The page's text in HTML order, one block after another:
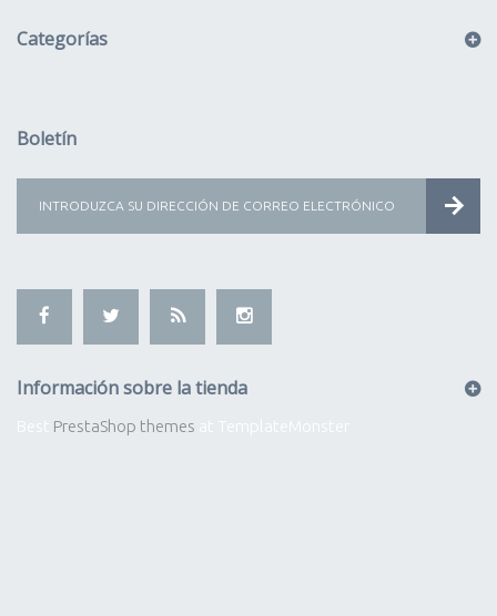
Categorías
Boletín
Información sobre la tienda
PrestaShop themes